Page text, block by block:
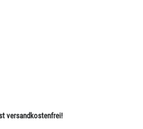
versandkostenfrei!